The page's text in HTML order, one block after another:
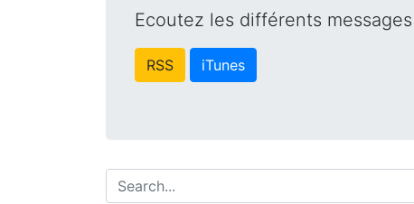
Ecoutez les différents
RSS iTunes